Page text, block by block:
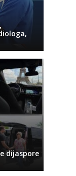
dijaspore